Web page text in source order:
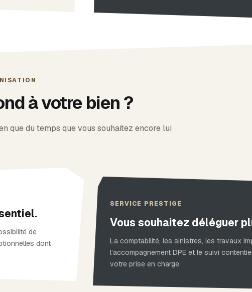
à votre bien ?
que du temps que vous souhaitez encore lui
de
dont
SERVICE PRESTIGE
Vous souhaitez déléguer
La comptabilité, les sinistres, les travaux
l’accompagnement DPE et le suivi
votre prise en charge.